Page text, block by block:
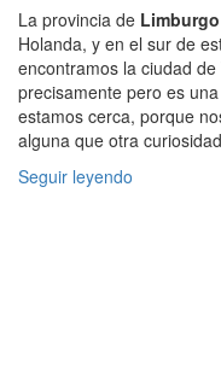
La provincia de Limburgo
Holanda, y en el sur de
encontramos la ciudad de
precisamente pero es
estamos cerca, porque
alguna que otra
Seguir leyendo